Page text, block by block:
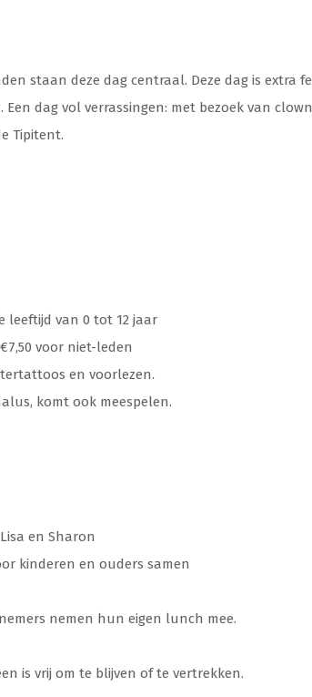
staan deze dag centraal. Deze dag is extra
dag vol verrassingen: met bezoek van
Tipitent.
leeftijd van 0 tot 12 jaar
voor niet-leden
en voorlezen.
komt ook meespelen.
en Sharon
en ouders samen
nemen hun eigen lunch mee.
is vrij om te blijven of te vertrekken.